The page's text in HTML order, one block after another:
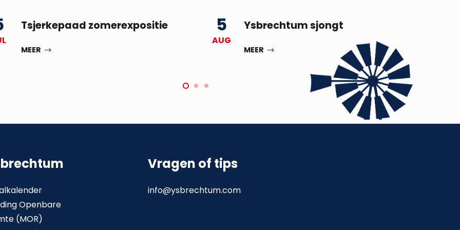
Tsjerkepaad zomerexpositie
MEER
5
AUG
Ysbrechtum sjongt
MEER
Openbare
(MOR)
Vragen of tips
info@ysbrechtum.com